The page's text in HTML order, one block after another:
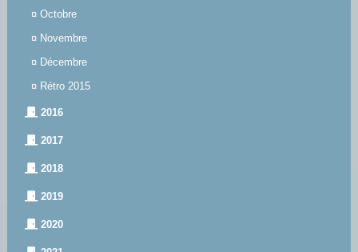
¤ Octobre
¤ Novembre
¤ Décembre
¤ Rétro 2015
2016
2017
2018
2019
2020